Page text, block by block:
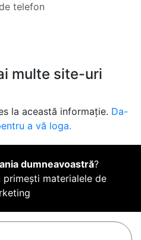
telefon
multe site-uri
la această informație. Da-
a vă loga.
dumneavoastră?
primești materialele de